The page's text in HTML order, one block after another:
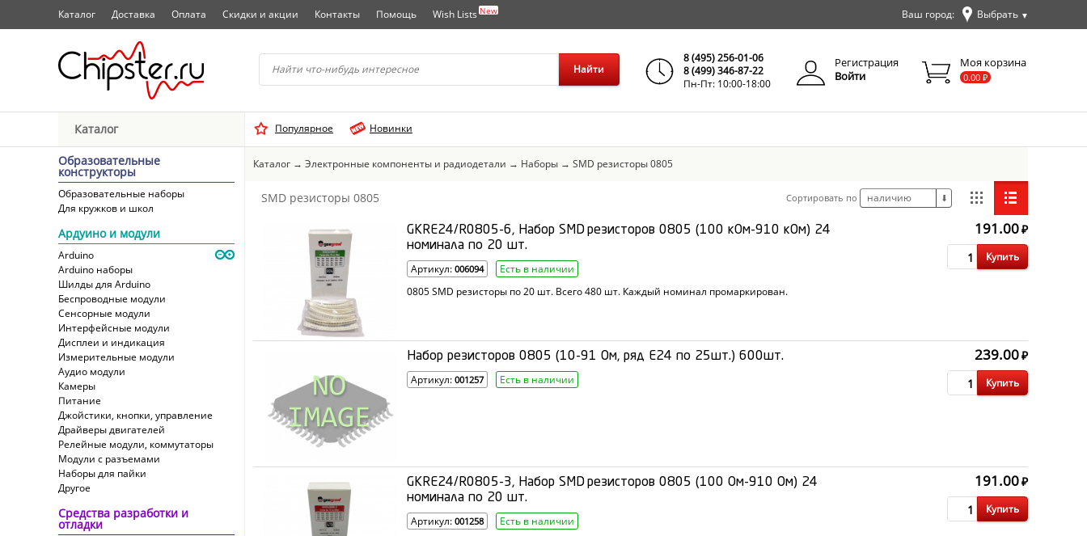
Начните водить название города..
Каталог Доставка Оплата Скидки и акции Контакты Помощь Wish Lists New Ваш город: Выбрать ▼
Найти
8 (495) 256-01-06
8 (499) 346-87-22
Пн-Пт: 10:00-18:00
Регистрация
Войти
Моя корзина
0.00 ₽
Каталог Популярное Новинки
Образовательные
конструкторы
Образовательные наборы
Для кружков и школ
Ардуино и модули
Arduino
Arduino наборы
Шилды для Arduino
Беспроводные модули
Сенсорные модули
Интерфейсные модули
Дисплеи и индикация
Измерительные модули
Аудио модули
Камеры
Питание
Джойстики, кнопки, управление
Драйверы двигателей
Релейные модули, коммутаторы
Модули с разъемами
Наборы для пайки
Другое
Средства разработки и
отладки
Каталог → Электронные компоненты и радиодетали → Наборы → SMD резисторы 0805
SMD резисторы 0805 Сортировать по наличию ⬇
GKRE24/R0805-6, Набор SMD резисторов 0805 (100 кОм-910 кОм) 24
номинала по 20 шт.
Артикул: 006094
Есть в наличии
0805 SMD резисторы по 20 шт. Всего 480 шт. Каждый номинал промаркирован.
191.00₽
Купить
Набор резисторов 0805 (10-91 Ом, ряд Е24 по 25шт.) 600шт.
Артикул: 001257 Есть в наличии
239.00₽
Купить
GKRE24/R0805-3, Набор SMD резисторов 0805 (100 Ом-910 Ом) 24
номинала по 20 шт.
Артикул: 001258
Есть в наличии
191.00₽
Купить